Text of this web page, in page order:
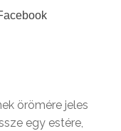
örömére jeles
egy estére,